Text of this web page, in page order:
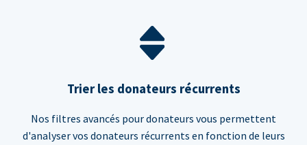
Trier les donateurs récurrents
Nos filtres avancés pour donateurs vous permettent
d'analyser vos donateurs récurrents en fonction de leurs